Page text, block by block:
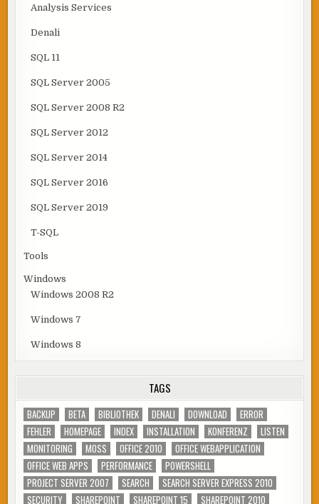
Analysis Services
Denali
SQL 11
SQL Server 2005
SQL Server 2008 R2
SQL Server 2012
SQL Server 2014
SQL Server 2016
SQL Server 2019
T-SQL
Tools
Windows
Windows 2008 R2
Windows 7
Windows 8
TAGS
BACKUP BETA BIBLIOTHEK DENALI DOWNLOAD
ERROR
FEHLER
HOMEPAGE INDEX INSTALLATION KONFERENZ
LISTEN
MONITORING
MOSS OFFICE 2010
OFFICE WEBAPPLICATION
OFFICE WEB APPS
PERFORMANCE
POWERSHELL
PROJECT SERVER 2007
SEARCH
SEARCH SERVER EXPRESS 2010
SECURITY
SHAREPOINT SHAREPOINT 15
SHAREPOINT 2010